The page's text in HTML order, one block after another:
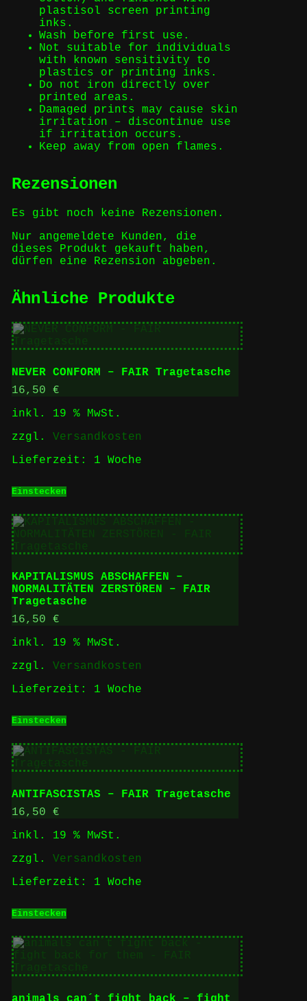
plastisol screen printing
inks.
Wash before first use.
Not suitable for individuals
with known sensitivity to
plastics or printing inks.
Do not iron directly over
printed areas.
Damaged prints may cause skin
irritation – discontinue use
if irritation occurs.
Keep away from open flames.
Rezensionen
Es gibt noch keine Rezensionen.
Nur angemeldete Kunden, die
dieses Produkt gekauft haben,
dürfen eine Rezension abgeben.
Ähnliche Produkte
NEVER CONFORM – FAIR Tragetasche
16,50 €
inkl. 19 % MwSt.
zzgl. Versandkosten
Lieferzeit: 1 Woche
Einstecken
KAPITALISMUS ABSCHAFFEN –
NORMALITÄTEN ZERSTÖREN – FAIR
Tragetasche
16,50 €
inkl. 19 % MwSt.
zzgl. Versandkosten
Lieferzeit: 1 Woche
Einstecken
ANTIFASCISTAS – FAIR Tragetasche
16,50 €
inkl. 19 % MwSt.
zzgl. Versandkosten
Lieferzeit: 1 Woche
Einstecken